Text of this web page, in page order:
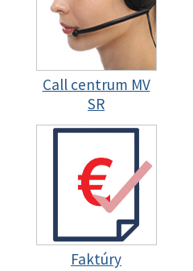
Call centrum MV
SR
Faktúry